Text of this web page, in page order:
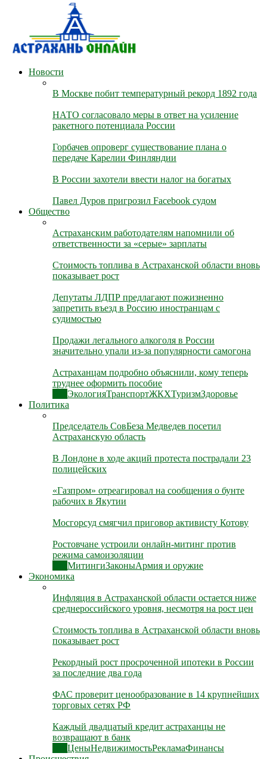
Новости
В Москве побит температурный рекорд 1892 года
НАТО согласовало меры в ответ на усиление
ракетного потенциала России
Горбачев опроверг существование плана о
передаче Карелии Финляндии
В России захотели ввести налог на богатых
Павел Дуров пригрозил Facebook судом
Общество
Астраханским работодателям напомнили об
ответственности за «серые» зарплаты
Стоимость топлива в Астраханской области вновь
показывает рост
Депутаты ЛДПР предлагают пожизненно
запретить въезд в Россию иностранцам с
судимостью
Продажи легального алкоголя в России
значительно упали из-за популярности самогона
Астраханцам подробно объяснили, кому теперь
труднее оформить пособие
ЭкологияТранспортЖКХТуризмЗдоровье
Политика
Председатель СовБеза Медведев посетил
Астраханскую область
В Лондоне в ходе акций протеста пострадали 23
полицейских
«Газпром» отреагировал на сообщения о бунте
рабочих в Якутии
Мосгорсуд смягчил приговор активисту Котову
Ростовчане устроили онлайн-митинг против
режима самоизоляции
МитингиЗаконыАрмия и оружие
Экономика
Инфляция в Астраханской области остается ниже
среднероссийского уровня, несмотря на рост цен
Стоимость топлива в Астраханской области вновь
показывает рост
Рекордный рост просроченной ипотеки в России
за последние два года
ФАС проверит ценообразование в 14 крупнейших
торговых сетях РФ
Каждый двадцатый кредит астраханцы не
возвращают в банк
ЦеныНедвижимостьРекламаФинансы